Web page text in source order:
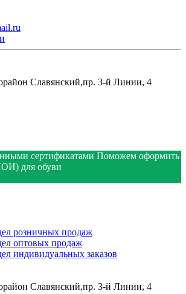
Славянский,пр. 3-й Линии, 4
сертификатами Поможем оформить
для обуви
розничных продаж
оптовых продаж
индивидуальных заказов
Славянский,пр. 3-й Линии, 4